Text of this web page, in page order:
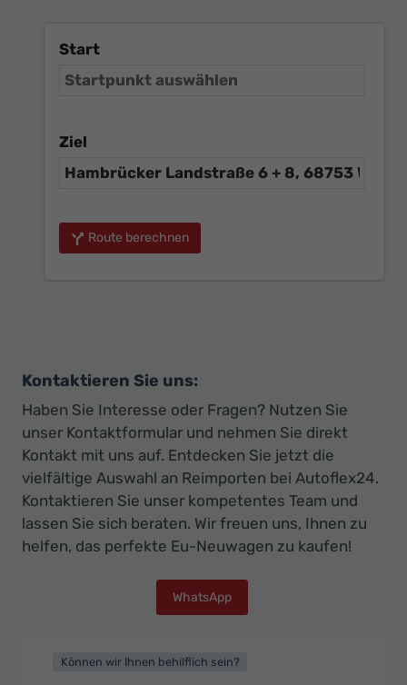
Start
Ziel
Route berechnen
Kontaktieren Sie uns:
Haben Sie Interesse oder Fragen? Nutzen Sie
unser Kontaktformular und nehmen Sie direkt
Kontakt mit uns auf. Entdecken Sie jetzt die
vielfältige Auswahl an Reimporten bei Autoflex24.
Kontaktieren Sie unser kompetentes Team und
lassen Sie sich beraten. Wir freuen uns, Ihnen zu
helfen, das perfekte Eu-Neuwagen zu kaufen!
WhatsApp
Können wir Ihnen behilflich sein?